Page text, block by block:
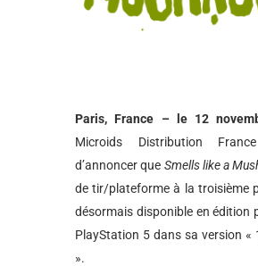
Paris, France – le 12
Microids Distribution
d’annoncer que Smells like a
de tir/plateforme à la troisième
désormais disponible en édition
PlayStation 5 dans sa version «
».